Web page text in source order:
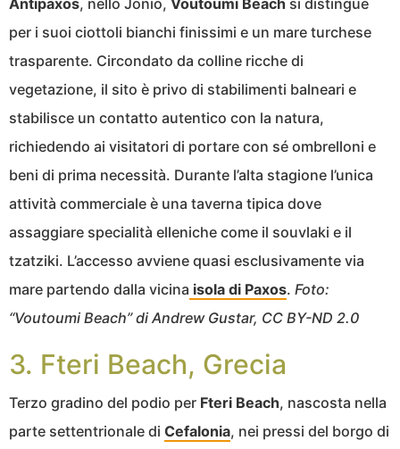
per i suoi ciottoli bianchi finissimi e un mare turchese
trasparente. Circondato da colline ricche di
vegetazione, il sito è privo di stabilimenti balneari e
stabilisce un contatto autentico con la natura,
richiedendo ai visitatori di portare con sé ombrelloni e
beni di prima necessità. Durante l’alta stagione l’unica
attività commerciale è una taverna tipica dove
assaggiare specialità elleniche come il souvlaki e il
tzatziki. L’accesso avviene quasi esclusivamente via
mare partendo dalla vicina isola di Paxos. Foto:
“Voutoumi Beach” di Andrew Gustar, CC BY-ND 2.0
3. Fteri Beach, Grecia
Terzo gradino del podio per Fteri Beach, nascosta nella
parte settentrionale di Cefalonia, nei pressi del borgo di